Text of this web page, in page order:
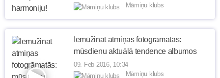
Māmiņu klubs
Iemūžināt atmiņas fotogrāmatās:
mūsdienu aktuālā tendence albumos
09. Feb 2016, 10:34
Māmiņu klubs